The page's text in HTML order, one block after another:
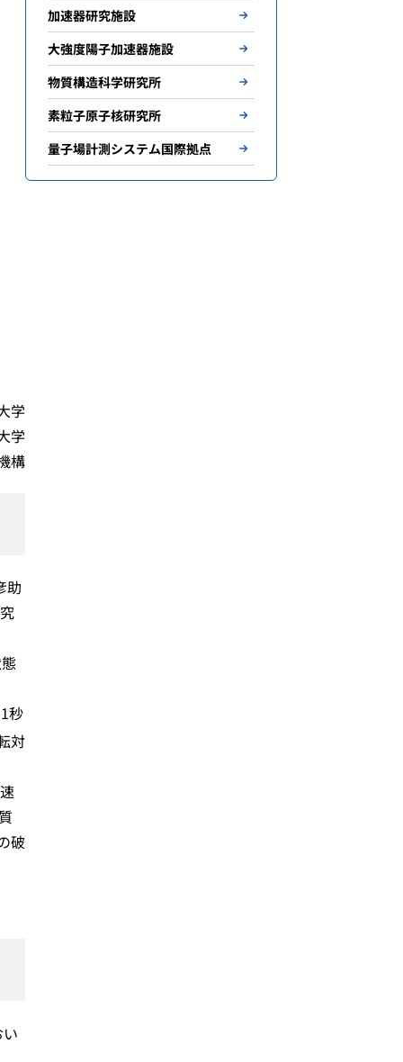
学
学
構
助
秒
対
破
加速器研究施設
大強度陽子加速器施設
物質構造科学研究所
素粒子原子核研究所
量子場計測システム国際拠点